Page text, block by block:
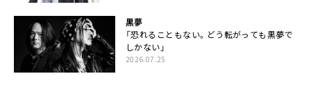
黒夢
「恐れることもない。どう転がっても黒夢で
しかない」
2026.07.25